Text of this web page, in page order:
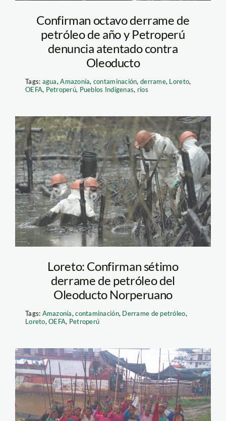
Confirman octavo derrame de
petróleo de año y Petroperú
denuncia atentado contra
Oleoducto
Tags: agua,Amazonía, contaminación,derrame, Loreto,
OEFA, Petroperú, Pueblos Indígenas, ríos
Loreto: Confirman sétimo
derrame de petróleo del
Oleoducto Norperuano
Tags: Amazonía,contaminación, Derrame de petróleo,
Loreto,OEFA, Petroperú
paro-indigena-loreto